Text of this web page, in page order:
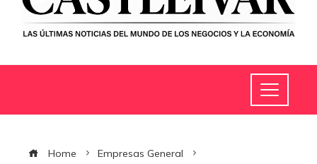
Home
Empresas General